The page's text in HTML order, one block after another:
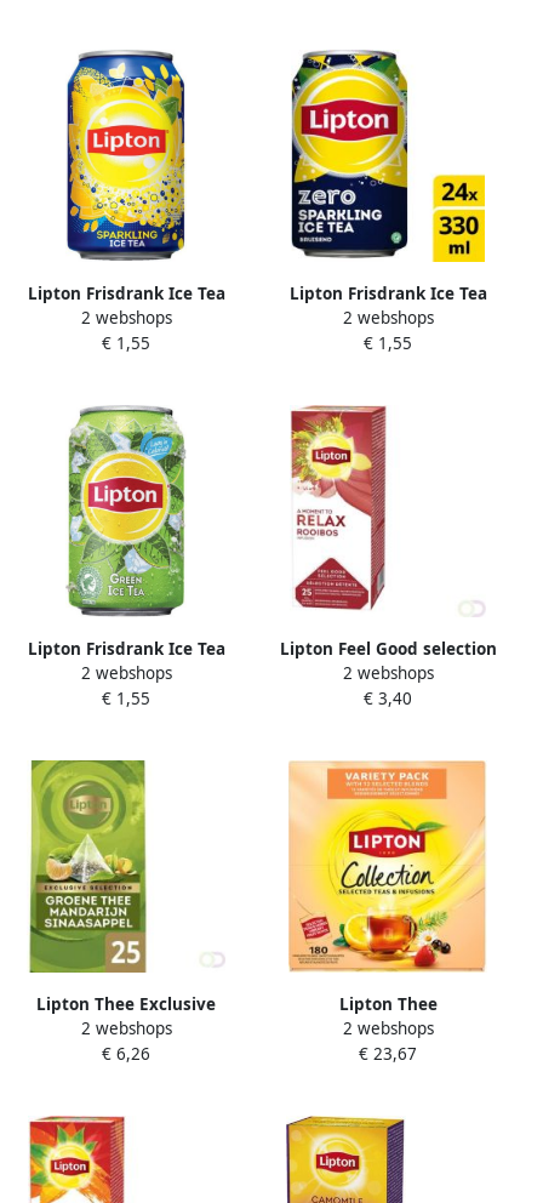
Lipton Frisdrank Ice Tea
sparkling blik 330ml
2 webshops
€ 1,55
Lipton Frisdrank Ice Tea
sparkling zero blik 330ml
2 webshops
€ 1,55
Lipton Frisdrank Ice Tea
green blik 330ml
2 webshops
€ 1,55
Lipton Feel Good selection
thee rooibos 1 6g
2 webshops
€ 3,40
Lipton Thee Exclusive
groene thee mandarijn
sinaasappel 25
2 webshops
€ 6,26
Lipton Thee
assortimentsbox
12x15stuks
2 webshops
€ 23,67